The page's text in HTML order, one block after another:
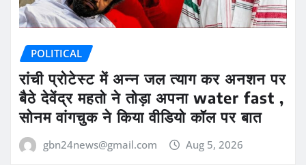
POLITICAL
रांची प्रोटेस्ट में अन्न जल त्याग कर अनशन पर
बैठे देवेंद्र महतो ने तोड़ा अपना water fast ,
सोनम वांगचुक ने किया वीडियो कॉल पर बात
gbn24news@gmail.com Aug 5, 2026